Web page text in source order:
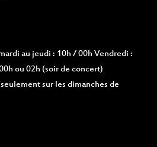
au jeudi : 10h / 00h Vendredi :
ou 02h (soir de concert)
sur les dimanches de